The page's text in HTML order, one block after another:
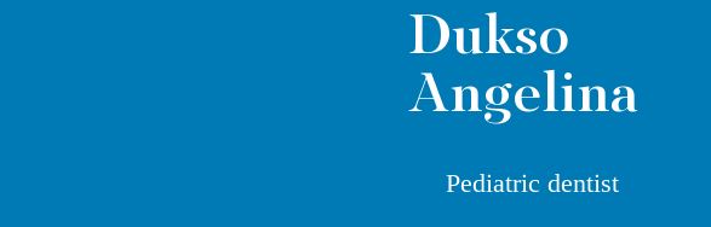
Dukso
Angelina
Pediatric dentist